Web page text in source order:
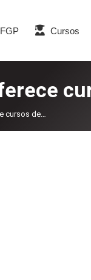
FGP Cursos
cursos de…